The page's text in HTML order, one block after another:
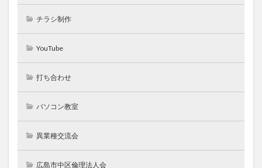
チラシ制作
YouTube
打ち合わせ
パソコン教室
異業種交流会
広島市中区倫理法人会